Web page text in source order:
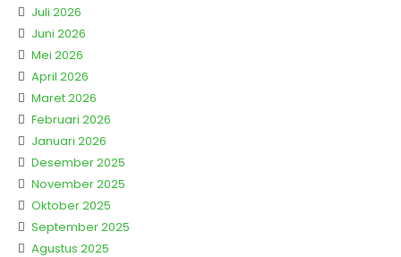
Juli 2026
Juni 2026
Mei 2026
April 2026
Maret 2026
Februari 2026
Januari 2026
Desember 2025
November 2025
Oktober 2025
September 2025
Agustus 2025